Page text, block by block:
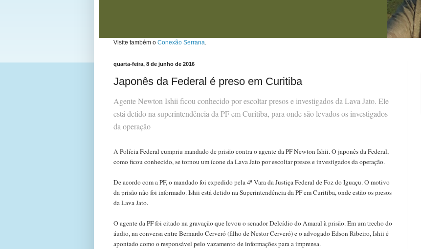
Visite também o Conexão Serrana.
quarta-feira, 8 de junho de 2016
Japonês da Federal é preso em Curitiba
Agente Newton Ishii ficou conhecido por escoltar presos e investigados da Lava Jato. Ele
está detido na superintendência da PF em Curitiba, para onde são levados os investigados
da operação
A Polícia Federal cumpriu mandado de prisão contra o agente da PF Newton Ishii. O japonês da Federal,
como ficou conhecido, se tornou um ícone da Lava Jato por escoltar presos e investigados da operação.
De acordo com a PF, o mandado foi expedido pela 4ª Vara da Justiça Federal de Foz do Iguaçu. O motivo
da prisão não foi informado. Ishii está detido na Superintendência da PF em Curitiba, onde estão os presos
da Lava Jato.
O agente da PF foi citado na gravação que levou o senador Delcídio do Amaral à prisão. Em um trecho do
áudio, na conversa entre Bernardo Cerveró (filho de Nestor Cerveró) e o advogado Edson Ribeiro, Ishii é
apontado como o responsável pelo vazamento de informações para a imprensa.